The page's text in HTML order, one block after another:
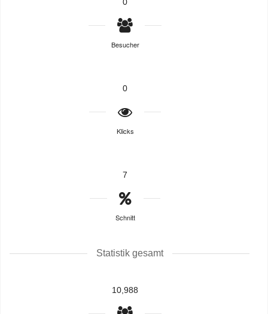
Besucher
0
Klicks
7
Schnitt
Statistik gesamt
10,988